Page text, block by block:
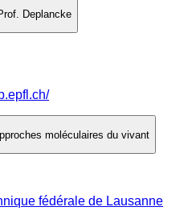
Deplancke
moléculaires du vivant